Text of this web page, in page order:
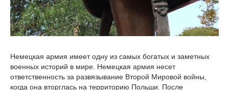
Немецкая армия имеет одну из самых богатых и заметных
военных историй в мире. Немецкая армия несет
ответственность за развязывание Второй Мировой войны,
когда она вторглась на территорию Польши. После